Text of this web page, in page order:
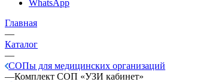
WhatsApp
Главная
—
Каталог
—
СОПы для медицинских организаций
—Комплект СОП «УЗИ кабинет»